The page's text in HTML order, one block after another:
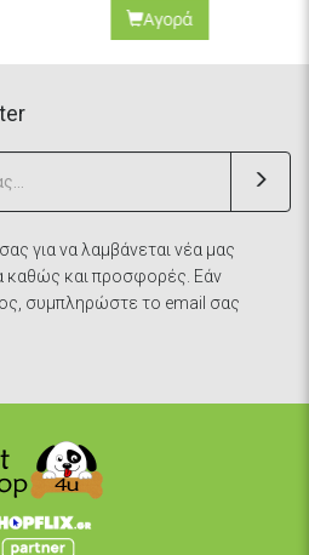
Αγορά
για να λαμβάνεται νέα μας
καθώς και προσφορές. Εάν
συμπληρώστε το email σας